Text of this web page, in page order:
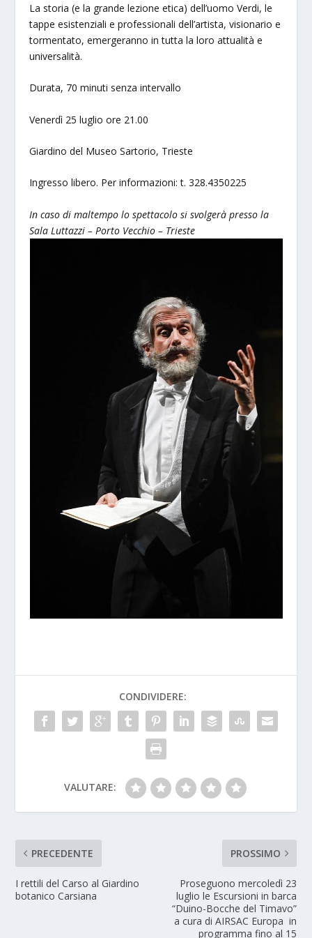
La storia (e la grande lezione etica) dell’uomo Verdi, le
tappe esistenziali e professionali dell’artista, visionario e
tormentato, emergeranno in tutta la loro attualità e
universalità.
Durata, 70 minuti senza intervallo
Venerdì 25 luglio ore 21.00
Giardino del Museo Sartorio, Trieste
Ingresso libero. Per informazioni: t. 328.4350225
In caso di maltempo lo spettacolo si svolgerà presso la
Sala Luttazzi – Porto Vecchio – Trieste
CONDIVIDERE:
VALUTARE:
PRECEDENTE
I rettili del Carso al Giardino
botanico Carsiana
PROSSIMO
Proseguono mercoledì 23
luglio le Escursioni in barca
“Duino-Bocche del Timavo”
a cura di AIRSAC Europa in
programma fino al 15